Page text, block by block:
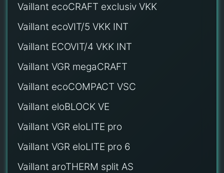
Vaillant ecoCRAFT exclusiv VKK
Vaillant ecoVIT/5 VKK INT
Vaillant ECOVIT/4 VKK INT
Vaillant VGR megaCRAFT
Vaillant ecoCOMPACT VSC
Vaillant eloBLOCK VE
Vaillant VGR eloLITE pro
Vaillant VGR eloLITE pro 6
Vaillant aroTHERM split AS